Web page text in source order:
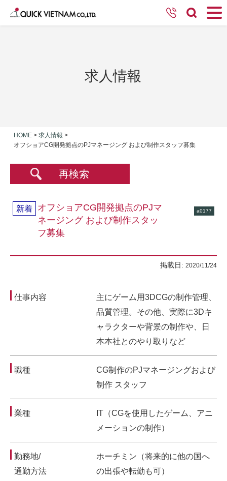
求人情報
HOME > 求人情報 >
オフショアCG開発拠点のPJマネージング および制作スタッフ募集
再検索
新着
オフショアCG開発拠点のPJマ
ネージング および制作スタッ
フ募集
a0177
掲載日: 2020/11/24
仕事内容
主にゲーム用3DCGの制作管理、
品質管理。その他、実際に3Dキ
ャラクターや背景の制作や、日
本本社とのやり取りなど
職種
CG制作のPJマネージングおよび
制作 スタッフ
業種
IT（CGを使用したゲーム、アニ
メーションの制作）
勤務地/
通勤方法
ホーチミン（将来的に他の国へ
の出張や転勤も可）